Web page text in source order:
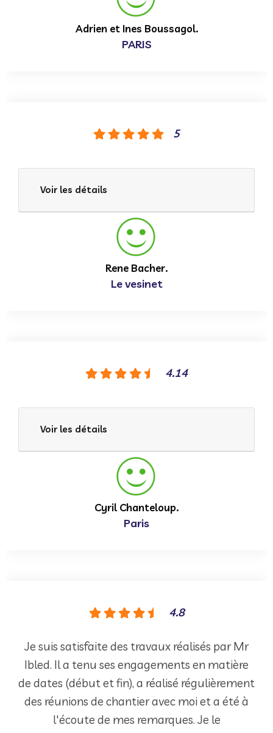
Adrien et Ines Boussagol.
PARIS
5
Voir les détails
Rene Bacher.
Le vesinet
4.14
Voir les détails
Cyril Chanteloup.
Paris
4.8
Je suis satisfaite des travaux réalisés par Mr
Ibled. Il a tenu ses engagements en matière
de dates (début et fin), a réalisé régulièrement
des réunions de chantier avec moi et a été à
l'écoute de mes remarques. Je le